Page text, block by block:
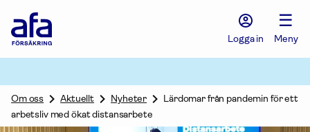
Försäkring
Logga in
☰
Meny
Om oss Aktuellt Nyheter
Lärdomar från pandemin för ett
arbetsliv med ökat distansarbete